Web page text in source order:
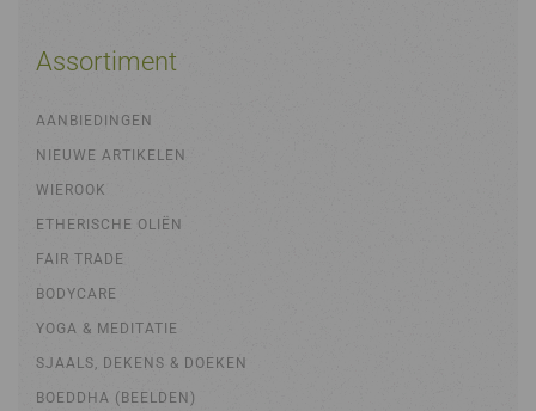
Assortiment
AANBIEDINGEN
NIEUWE ARTIKELEN
WIEROOK
ETHERISCHE OLIËN
FAIR TRADE
BODYCARE
YOGA & MEDITATIE
SJAALS, DEKENS & DOEKEN
BOEDDHA (BEELDEN)